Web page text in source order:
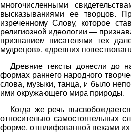
многочисленными
высказываниями ее творцов.
изреченному Слову, которое
религиозной идеологии —
признанием писателями тех
мудрецов», «древних
Древние тексты донесли до
формах раннего народного
слова, музыки, танца, и было
ими окружающего мира природы.
Когда же речь
относительно самостоятельных
форме, отшлифованной веками их